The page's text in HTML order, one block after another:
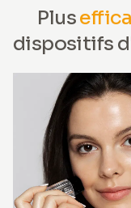
Plus
dispositifs